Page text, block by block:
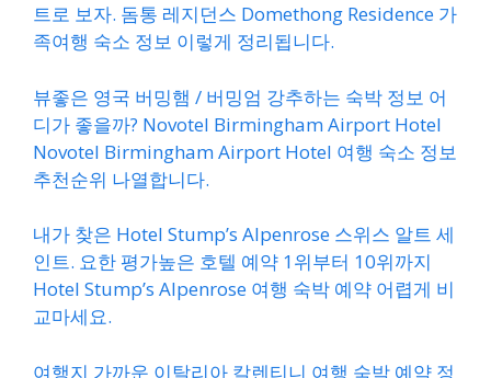
트로 보자. 돔통 레지던스 Domethong Residence 가
족여행 숙소 정보 이렇게 정리됩니다.
뷰좋은 영국 버밍햄 / 버밍엄 강추하는 숙박 정보 어
디가 좋을까? Novotel Birmingham Airport Hotel
Novotel Birmingham Airport Hotel 여행 숙소 정보
추천순위 나열합니다.
내가 찾은 Hotel Stump’s Alpenrose 스위스 알트 세
인트. 요한 평가높은 호텔 예약 1위부터 10위까지
Hotel Stump’s Alpenrose 여행 숙박 예약 어렵게 비
교마세요.
여행지 가까운 이탈리아 칼렌티니 여행 숙박 예약 정